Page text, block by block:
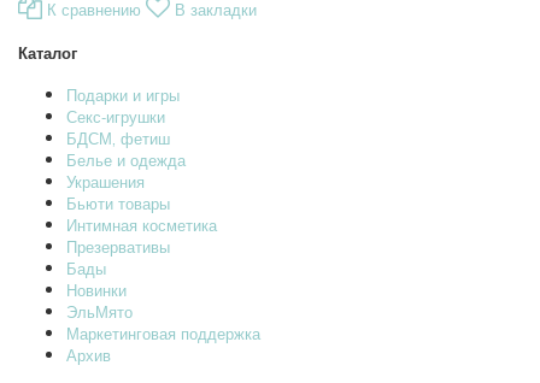
К сравнению
В закладки
Каталог
Подарки и игры
Секс-игрушки
БДСМ‚ фетиш
Белье и одежда
Украшения
Бьюти товары
Интимная косметика
Презервативы
Бады
Новинки
ЭльМято
Маркетинговая поддержка
Архив